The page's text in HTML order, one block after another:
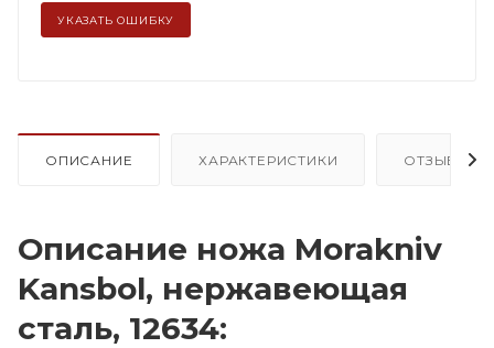
УКАЗАТЬ ОШИБКУ
ОПИСАНИЕ ХАРАКТЕРИСТИКИ ОТЗЫВЫ
Описание ножа Morakniv
Kansbol, нержавеющая
сталь, 12634: